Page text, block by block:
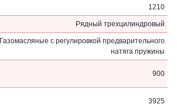
1210
Рядный трехцилиндровый
Газомасляные с регулировкой предварительного
натяга пружины
900
3925